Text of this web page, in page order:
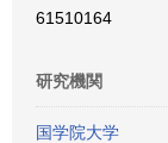
61510164
研究機関
国学院大学